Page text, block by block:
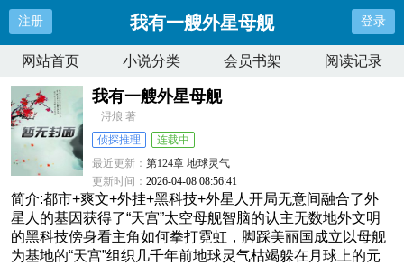
注册 我有一艘外星母舰 登录
网站首页 小说分类 会员书架 阅读记录
我有一艘外星母舰
浔烺 著
侦探推理
连载中
最近更新：第124章 地球灵气
更新时间：2026-04-08 08:56:41
简介:都市+爽文+外挂+黑科技+外星人开局无意间融合了外
星人的基因获得了“天宫”太空母舰智脑的认主无数地外文明
的黑科技傍身看主角如何拳打霓虹，脚踩美丽国成立以母舰
为基地的“天宫”组织几千年前地球灵气枯竭躲在月球上的元